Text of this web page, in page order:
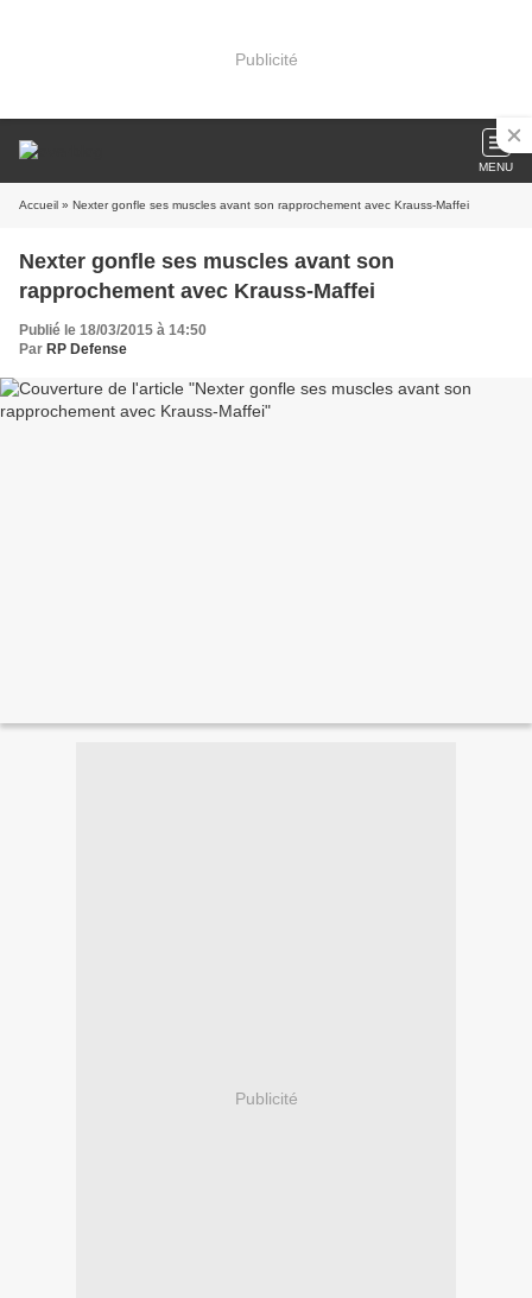
Publicité
MENU
Accueil » Nexter gonfle ses muscles avant son rapprochement avec Krauss-Maffei
Nexter gonfle ses muscles avant son
rapprochement avec Krauss-Maffei
Publié le 18/03/2015 à 14:50
Par RP Defense
Publicité